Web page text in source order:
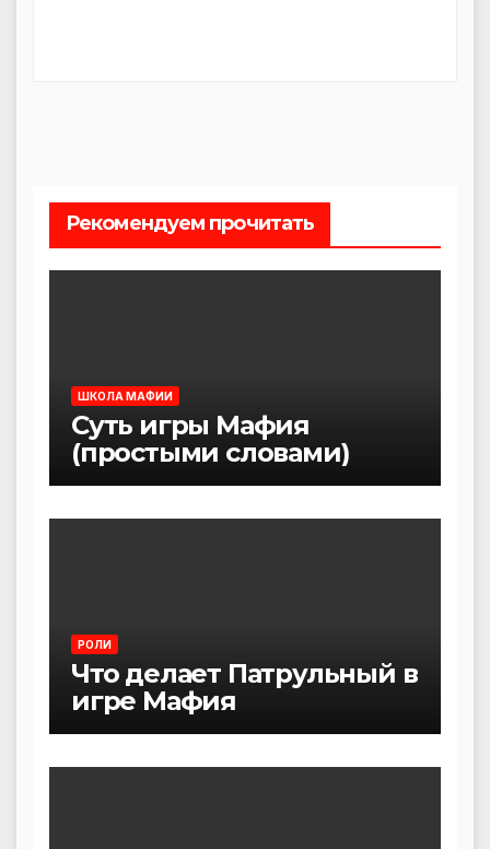
Рекомендуем прочитать
ШКОЛА МАФИИ
Суть игры Мафия
(простыми словами)
РОЛИ
Что делает Патрульный в
игре Мафия